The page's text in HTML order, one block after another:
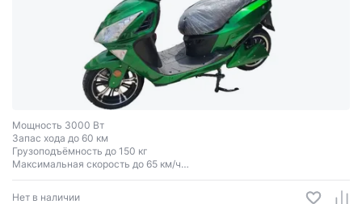
Мощность 3000 Вт
Запас хода до 60 км
Грузоподъёмность до 150 кг
Максимальная скорость до 65 км/ч
Двухместный
Нет в наличии